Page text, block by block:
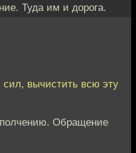
Туда им и дорога.
вычистить всю эту
Обращение